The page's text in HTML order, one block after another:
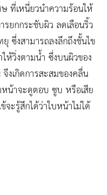
ที่เหนี่ยวนำความร้อนให้
ยกกระชับผิว ลดเลือนริ้ว
ซึ่งสามารถลงลึกถึงชั้นไข
วิ่งตามน้ำ ซึ่งบนผิวของ
งเกิดการสะสมของคลื่น
หน้าจะดูตอบ ซูบ หรือเสีย
จะรู้สึกได้ว่าใบหน้าไม่ได้